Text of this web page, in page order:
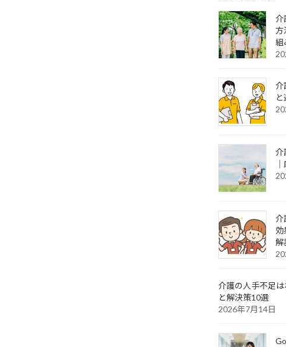
介
方
組
介
介
介
効
解
介護の人手不足
と解決策10選
2026年7月14日